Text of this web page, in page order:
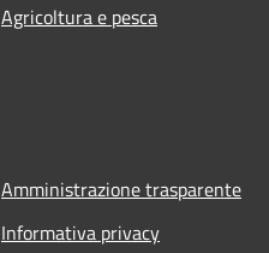
Agricoltura e pesca
Amministrazione trasparente
Informativa privacy